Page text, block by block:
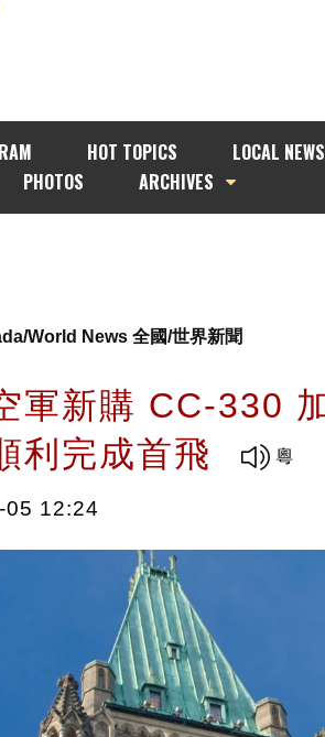
HOT TOPICS
LOCAL NEWS
PHOTOS ARCHIVES
World News 全國/世界新聞
軍新購 CC-330
利完成首飛
05 12:24